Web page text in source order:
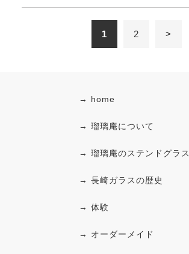
1 2 >
→ home
→ 瑠璃庵について
→ 瑠璃庵のステンドグラス
→ 長崎ガラスの歴史
→ 体験
→ オーダーメイド